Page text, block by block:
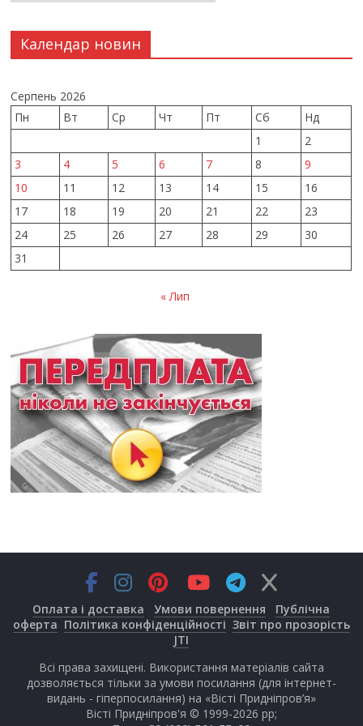
Календар новин
Серпень 2026
Пн
Вт Ср Чт Пт Сб
Нд
1
2
3
4 5 6 7 8
9
10
11 12 13 14 15
16
17
18 19 20 21 22
23
24
25 26 27 28 29
30
31
« Лип
Оплата і доставка Умови повернення
Публічна
оферта Політика конфіденційності Звіт про прозорість
JTI
Всі права захищені. Використання матеріалів сайта
дозволяється тільки за умови посилання (для інтернет-
видань - гіперпосилання) на «Вісті Придніпров’я»
Вісті Придніпров'я © 1999-2026 рр;